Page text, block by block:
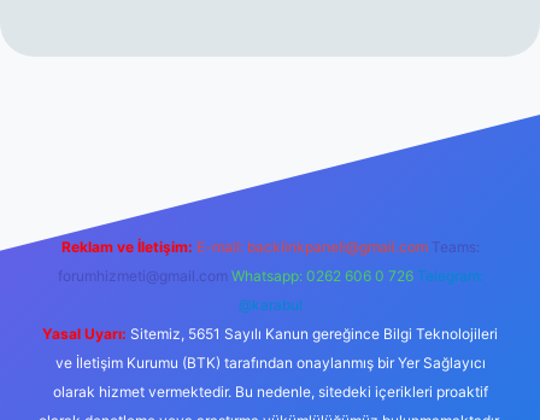
Reklam ve İletişim: E-mail: backlinkpaneli@gmail.com Teams:
forumhizmeti@gmail.com Whatsapp: 0262 606 0 726 Telegram:
@karabul
Yasal Uyarı: Sitemiz, 5651 Sayılı Kanun gereğince Bilgi Teknolojileri
ve İletişim Kurumu (BTK) tarafından onaylanmış bir Yer Sağlayıcı
olarak hizmet vermektedir. Bu nedenle, sitedeki içerikleri proaktif